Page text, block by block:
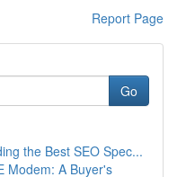
Report Page
Go
the Best SEO Spec...
Modem: A Buyer's